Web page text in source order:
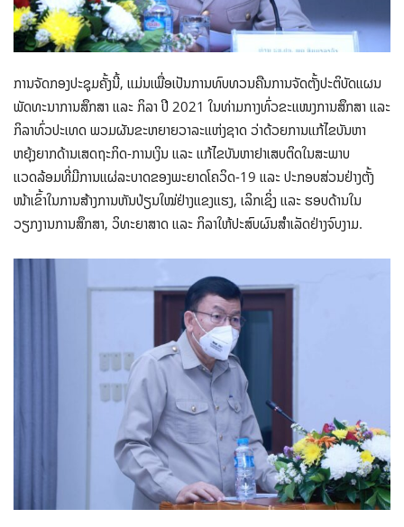
ການຈັດກອງປະຊຸມຄັ້ງນີ້, ແມ່ນເພື່ອເປັນການທົບທວນຄືນການຈັດຕັ້ງປະຕິບັດແຜນ
ພັດທະນາການສຶກສາ ແລະ ກິລາ ປີ 2021 ໃນທ່າມກາງທົ່ວຂະແໜງການສຶກສາ ແລະ
ກິລາທົ່ວປະເທດ ພວມຜັນຂະຫຍາຍວາລະແຫ່ງຊາດ ວ່າດ້ວຍການແກ້ໄຂບັນຫາ
ຫຍຸ້ງຍາກດ້ານເສດຖະກິດ-ການເງິນ ແລະ ແກ້ໄຂບັນຫາຢາເສບຕິດໃນສະພາບ
ແວດລ້ອມທີ່ມີການແຜ່ລະບາດຂອງພະຍາດໂຄວິດ-19 ແລະ ປະກອບສ່ວນຢ່າງຕັ້ງ
ໜ້າເຂົ້າໃນການສ້າງການຫັນປ່ຽນໃໝ່ຢ່າງແຂງແຮງ, ເລິກເຊິ່ງ ແລະ ຮອບດ້ານໃນ
ວຽກງານການສຶກສາ, ວິທະຍາສາດ ແລະ ກິລາໃຫ້ປະສົບຜົນສຳເລັດຢ່າງຈົບງາມ.